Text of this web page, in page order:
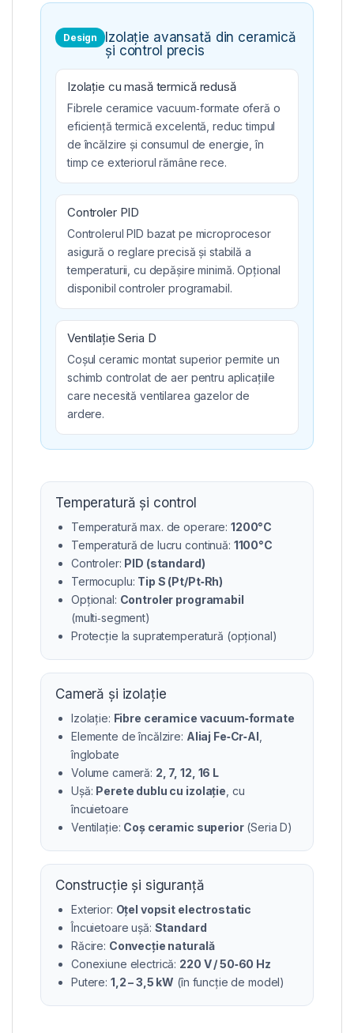
Design
Izolație avansată din ceramică
și control precis
Izolație cu masă termică redusă
Fibrele ceramice vacuum‑formate oferă o
eficiență termică excelentă, reduc timpul
de încălzire și consumul de energie, în
timp ce exteriorul rămâne rece.
Controler PID
Controlerul PID bazat pe microprocesor
asigură o reglare precisă și stabilă a
temperaturii, cu depășire minimă. Opțional
disponibil controler programabil.
Ventilație Seria D
Coșul ceramic montat superior permite un
schimb controlat de aer pentru aplicațiile
care necesită ventilarea gazelor de
ardere.
Temperatură și control
Temperatură max. de operare: 1200°C
Temperatură de lucru continuă: 1100°C
Controler: PID (standard)
Termocuplu: Tip S (Pt/Pt‑Rh)
Opțional: Controler programabil
(multi‑segment)
Protecție la supratemperatură (opțional)
Cameră și izolație
Izolație: Fibre ceramice vacuum‑formate
Elemente de încălzire: Aliaj Fe‑Cr‑Al
înglobate
Volume cameră: 2, 7, 12, 16 L
Ușă: Perete dublu cu izolație , cu
încuietoare
Ventilație: Coș ceramic superior(Seria D)
Construcție și siguranță
Exterior: Oțel vopsit electrostatic
Încuietoare ușă: Standard
Răcire: Convecție naturală
Conexiune electrică: 220 V / 50‑60 Hz
Putere: 1,2 – 3,5 kW (în funcție de model)